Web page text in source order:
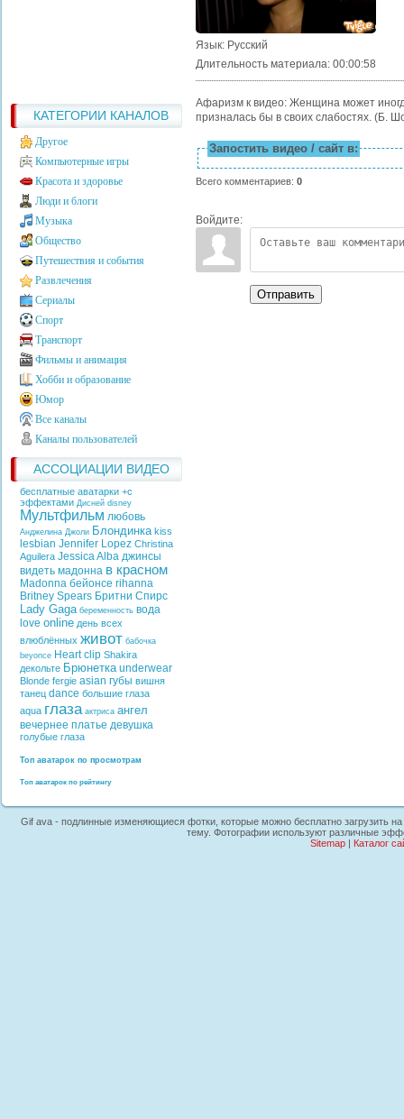
КАТЕГОРИИ КАНАЛОВ
Другое
Компьютерные игры
Красота и здоровье
Люди и блоги
Музыка
Общество
Путешествия и события
Развлечения
Сериалы
Спорт
Транспорт
Фильмы и анимация
Хобби и образование
Юмор
Все каналы
Каналы пользователей
АССОЦИАЦИИ ВИДЕО
бесплатные аватарки +с
эффектами Дисней disney
Мультфильм любовь
Анджелина Джоли Блондинка kiss
lesbian Jennifer Lopez Christina
Aguilera Jessica Alba джинсы
видеть мадонна в красном
Madonna бейонсе rihanna
Britney Spears Бритни Спирс
Lady Gaga беременность вода
love online день всех
влюблённых живот бабочка
beyonce Heart clip Shakira
декольте Брюнетка underwear
Blonde fergie asian губы вишня
танец dance большие глаза
aqua глаза актриса ангел
вечернее платье девушка
голубые глаза
Топ аватарок по просмотрам
Топ аватарок по рейтингу
Язык: Русский
Длительность материала: 00:00:58
Афаризм к видео: Женщина может
призналась бы в своих слабостях. (Б.
Запостить видео / сайт в:
Всего комментариев: 0
Войдите:
Отправить
Gif ava - подлинные изменяющиеся фотки, которые можно бесплатно загрузить
тему. Фотографии используют различные
Sitemap| Каталог